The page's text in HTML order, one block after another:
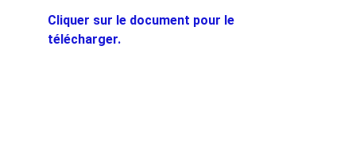
Cliquer sur le document pour le
télécharger.